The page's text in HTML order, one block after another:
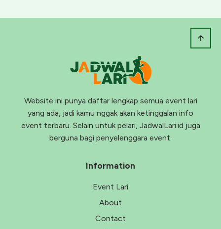
Website ini punya daftar lengkap semua event lari
yang ada, jadi kamu nggak akan ketinggalan info
event terbaru. Selain untuk pelari, JadwalLari.id juga
berguna bagi penyelenggara event.
Information
Event Lari
About
Contact